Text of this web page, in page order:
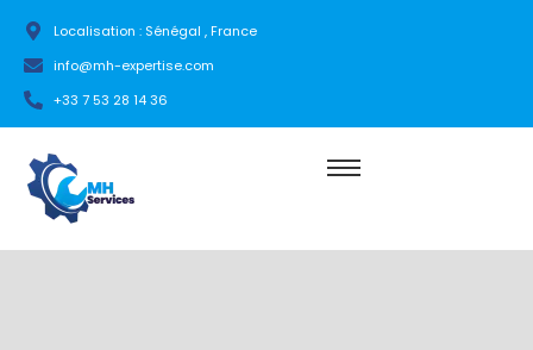
Localisation : Sénégal , France
info@mh-expertise.com
+33 7 53 28 14 36